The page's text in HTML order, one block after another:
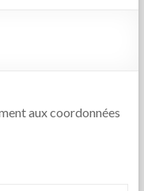
aux coordonnées